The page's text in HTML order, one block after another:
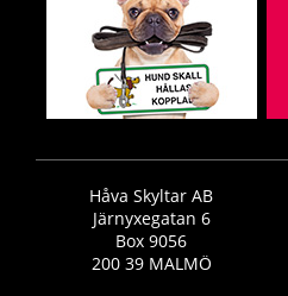
Håva Skyltar AB
Järnyxegatan 6
Box 9056
200 39 MALMÖ